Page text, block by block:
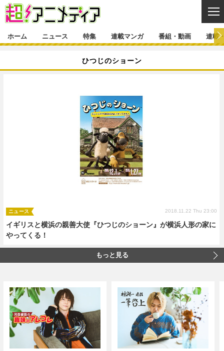
ゲーム・アプリ
連載マンガ一覧
番組・動画一覧
連載・ブログ一覧
編集部ブログ・お知らせ
ホーム ニュース 特集 連載マンガ 番組・動画 連載
ひつじのショーン
イギリスと横浜の親善大使『ひつじのショーン』が横浜人形の家に
やってくる！
ニュース 2018.11.22 Thu 23:00
もっと見る